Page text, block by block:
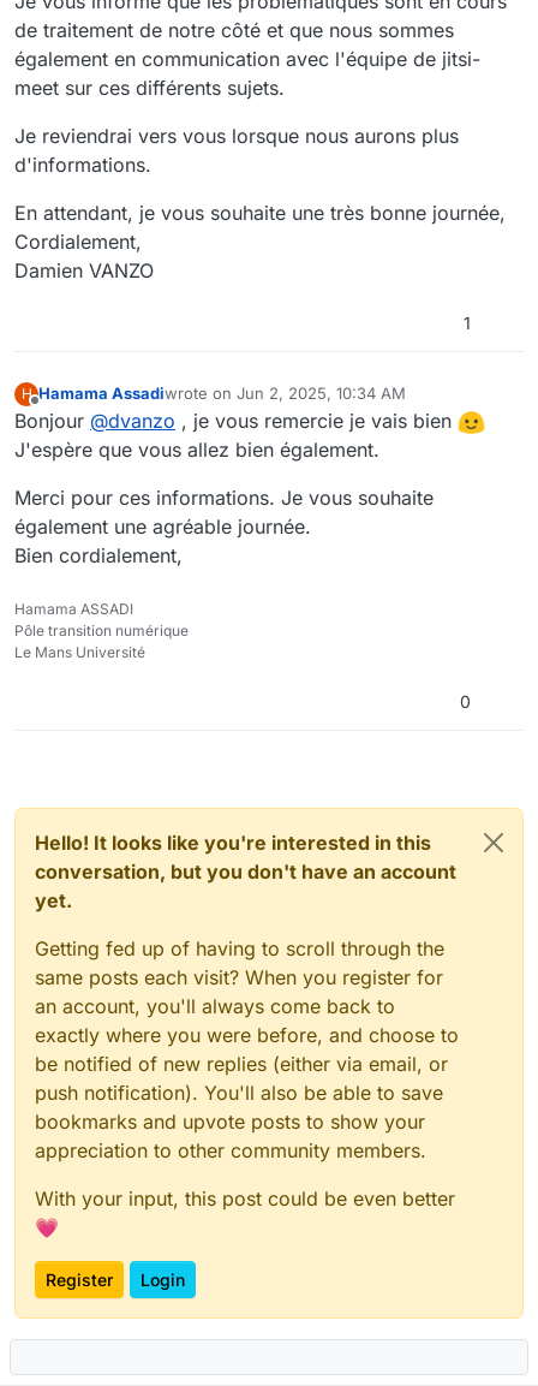
de traitement de notre côté et que nous sommes
également en communication avec l'équipe de jitsi-
meet sur ces différents sujets.
Je reviendrai vers vous lorsque nous aurons plus
d'informations.
En attendant, je vous souhaite une très bonne journée,
Cordialement,
Damien VANZO
1
H
Offline
Hamama Assadiwrote on Jun 2, 2025, 10:34 AM
last edited by
Bonjour @dvanzo , je vous remercie je vais bien
J'espère que vous allez bien également.
Merci pour ces informations. Je vous souhaite
également une agréable journée.
Bien cordialement,
Hamama ASSADI
Pôle transition numérique
Le Mans Université
0
Hello! It looks like you're interested in this
conversation, but you don't have an account
yet.
Getting fed up of having to scroll through the
same posts each visit? When you register for
an account, you'll always come back to
exactly where you were before, and choose to
be notified of new replies (either via email, or
push notification). You'll also be able to save
bookmarks and upvote posts to show your
appreciation to other community members.
With your input, this post could be even better
💗
Register Login